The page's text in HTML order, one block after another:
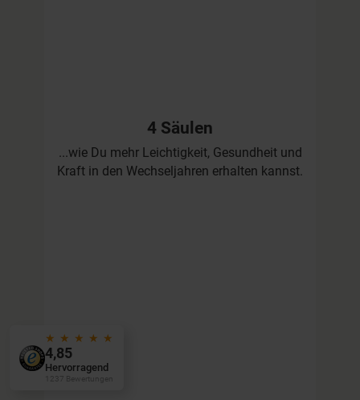
4 Säulen
...wie Du mehr Leichtigkeit, Gesundheit und
Kraft in den Wechseljahren erhalten kannst.
★ ★ ★ ★ ★
4,85
Hervorragend